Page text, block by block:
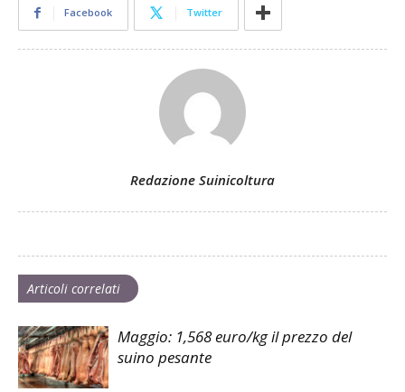
Facebook Twitter
Redazione Suinicoltura
Articoli correlati
Maggio: 1,568 euro/kg il prezzo del
suino pesante